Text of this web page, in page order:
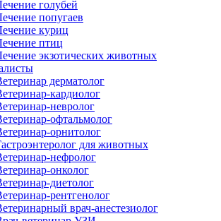
голубей
попугаев
куриц
птиц
экзотических животных
дерматолог
кардиолог
невролог
офтальмолог
орнитолог
для животных
нефролог
онколог
диетолог
рентгенолог
врач-анестезиолог